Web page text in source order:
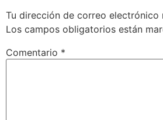
Tu dirección de correo electrónico
Los campos obligatorios están
Comentario *